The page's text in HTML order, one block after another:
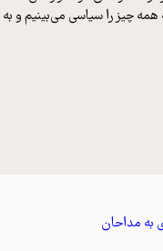
چیز را سیاسی می‌بینیم و